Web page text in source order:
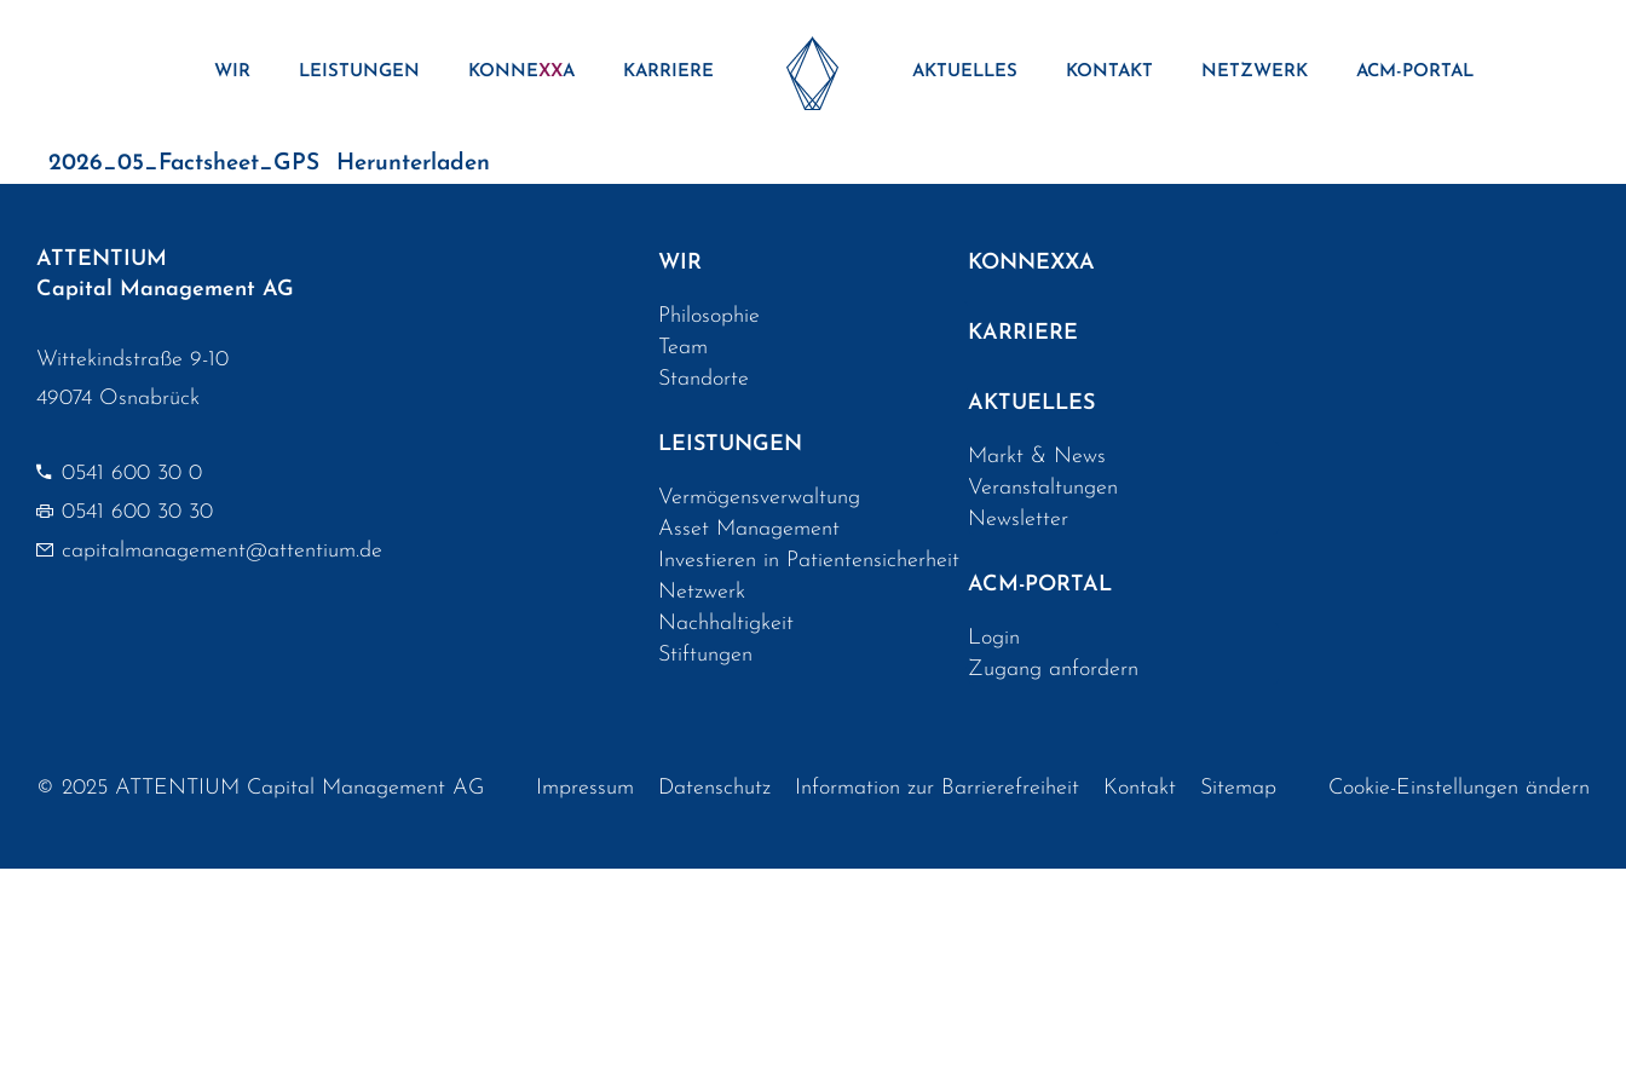
WIR LEISTUNGEN KONNEXXA KARRIERE AKTUELLES KONTAKT NETZWERK ACM-PORTAL
2026_05_Factsheet_GPS Herunterladen
ATTENTIUM
Capital Management AG
Wittekindstraße 9-10
49074 Osnabrück
0541 600 30 0
0541 600 30 30
capitalmanagement@attentium.de
WIR
Philosophie
Team
Standorte
LEISTUNGEN
Vermögensverwaltung
Asset Management
Investieren in Patientensicherheit
Netzwerk
Nachhaltigkeit
Stiftungen
KONNEXXA
KARRIERE
AKTUELLES
Markt & News
Veranstaltungen
Newsletter
ACM-PORTAL
Login
Zugang anfordern
© 2025 ATTENTIUM Capital Management AG Impressum Datenschutz Information zur Barrierefreiheit Kontakt Sitemap Cookie-Einstellungen ändern